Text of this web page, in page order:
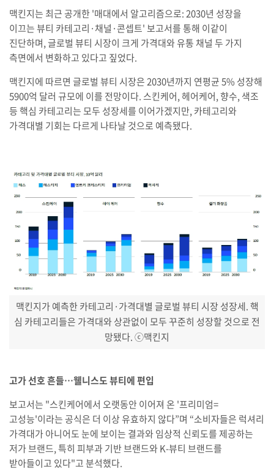
맥킨지는 최근 공개한 '매대에서 알고리즘으로: 2030년 성장을
이끄는 뷰티 카테고리·채널·콘셉트' 보고서를 통해 이같이
진단하며, 글로벌 뷰티 시장이 크게 가격대와 유통 채널 두 가지
측면에서 변화하고 있다고 짚었다.
맥킨지에 따르면 글로벌 뷰티 시장은 2030년까지 연평균 5% 성장해
5900억 달러 규모에 이를 전망이다. 스킨케어, 헤어케어, 향수, 색조
등 핵심 카테고리는 모두 성장세를 이어가겠지만, 카테고리와
가격대별 기회는 다르게 나타날 것으로 예측됐다.
맥킨지가 예측한 카테고리·가격대별 글로벌 뷰티 시장 성장세. 핵
심 카테고리들은 가격대와 상관없이 모두 꾸준히 성장할 것으로 전
망됐다. ⓒ맥킨지
고가 선호 흔들…웰니스도 뷰티에 편입
보고서는 "스킨케어에서 오랫동안 이어져 온 '프리미엄=
고성능'이라는 공식은 더 이상 유효하지 않다”며 “소비자들은 럭셔리
가격대가 아니어도 눈에 보이는 결과와 임상적 신뢰도를 제공하는
저가 브랜드, 특히 피부과 기반 브랜드와 K-뷰티 브랜드를
받아들이고 있다"고 분석했다.